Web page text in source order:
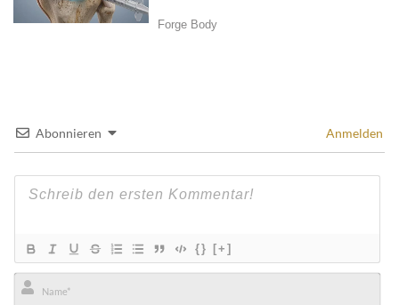
Abonnieren Anmelden
{} [+]